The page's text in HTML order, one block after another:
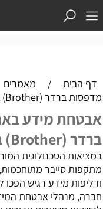
דף הבית / מאמרים
מדפסות ברדר (Brother) בסביבה עסקית
אבטחת מידע
ברדר (Brother) בסביבה עסקית
מתקפות סייבר
ודליפות מידע רגיש הפכו
חברה, מנהלי אבטחת